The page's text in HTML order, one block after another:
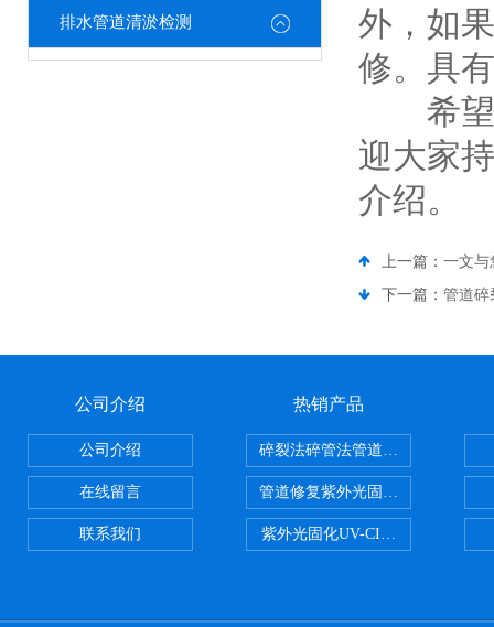
排水管道清淤检测
外，如
修。具
希望
迎大家
介绍。
上一篇： 一文与
下一篇： 管道碎
公司介绍
公司介绍
在线留言
联系我们
热销产品
碎裂法碎管法管道修复技术
管道修复紫外光固化修复CIPP内
紫外光固化UV-CIPP修复管道非